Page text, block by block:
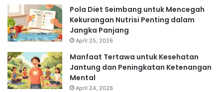
Pola Diet Seimbang untuk Mencegah
Kekurangan Nutrisi Penting dalam
Jangka Panjang
April 25, 2026
Manfaat Tertawa untuk Kesehatan
Jantung dan Peningkatan Ketenangan
Mental
April 24, 2026